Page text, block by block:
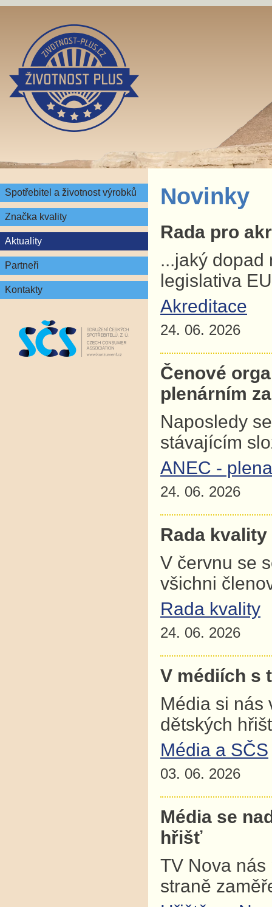
Spotřebitel a životnost výrobků
Značka kvality
Aktuality
Partneři
Kontakty
Novinky
Rada pro
...jaký dopad
legislativa
Akreditace
24. 06. 2026
Čenové
plenárním
Naposledy
stávajícím
ANEC -
24. 06. 2026
Rada
V červnu se
všichni
Rada kvality
24. 06. 2026
V médiích s
Média si nás
dětských
Média a SČS
03. 06. 2026
Média se
hřišť
TV Nova
straně